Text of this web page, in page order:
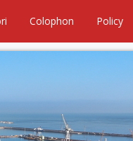
Colophon Policy